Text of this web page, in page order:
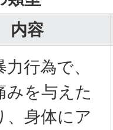
内容
力行為で、
みを与えた
、身体にア